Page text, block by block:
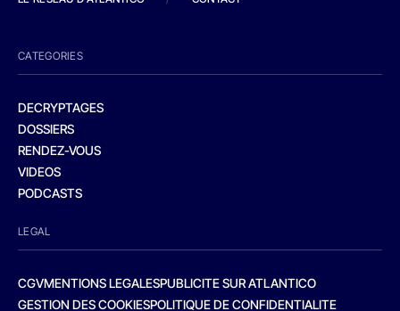
CATEGORIES
DECRYPTAGES
DOSSIERS
RENDEZ-VOUS
VIDEOS
PODCASTS
LEGAL
CGVMENTIONS LEGALESPUBLICITE SUR ATLANTICO
GESTION DES COOKIESPOLITIQUE DE CONFIDENTIALITE